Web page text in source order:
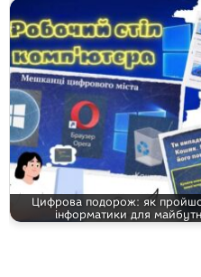
Цифрова подорож: як
інформатики для